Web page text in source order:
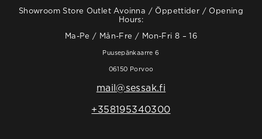
Showroom Store Outlet Avoinna / Öppettider / Opening
Hours:
Ma-Pe / Mån-Fre / Mon-Fri 8 – 16
Puusepänkaarre 6
06150 Porvoo
mail@sessak.fi
+358195340300